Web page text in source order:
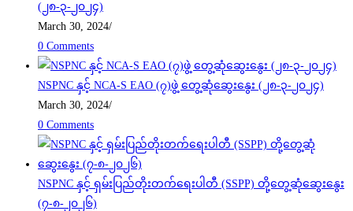
(၂၈-၃-၂၀၂၄)
March 30, 2024/
0 Comments
NSPNC နှင့် NCA-S EAO (၇)ဖွဲ့ တွေ့ဆုံဆွေးနွေး (၂၈-၃-၂၀၂၄)
March 30, 2024/
0 Comments
NSPNC နှင့် ရှမ်းပြည်တိုးတက်ရေးပါတီ (SSPP) တို့တွေ့ဆုံဆွေးနွေး
(၇-၈-၂၀၂၆)